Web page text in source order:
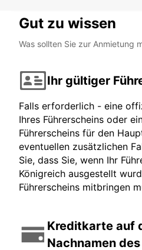
Gut zu wissen
Was sollten Sie zur Anmietung
Ihr gültiger
Falls erforderlich - eine
Ihres Führerscheins oder
Führerscheins für den
eventuellen zusätzlichen
Sie, dass Sie, wenn Ihr
Königreich ausgestellt
Führerscheins mitbringen
Kreditkarte auf
Nachnamen